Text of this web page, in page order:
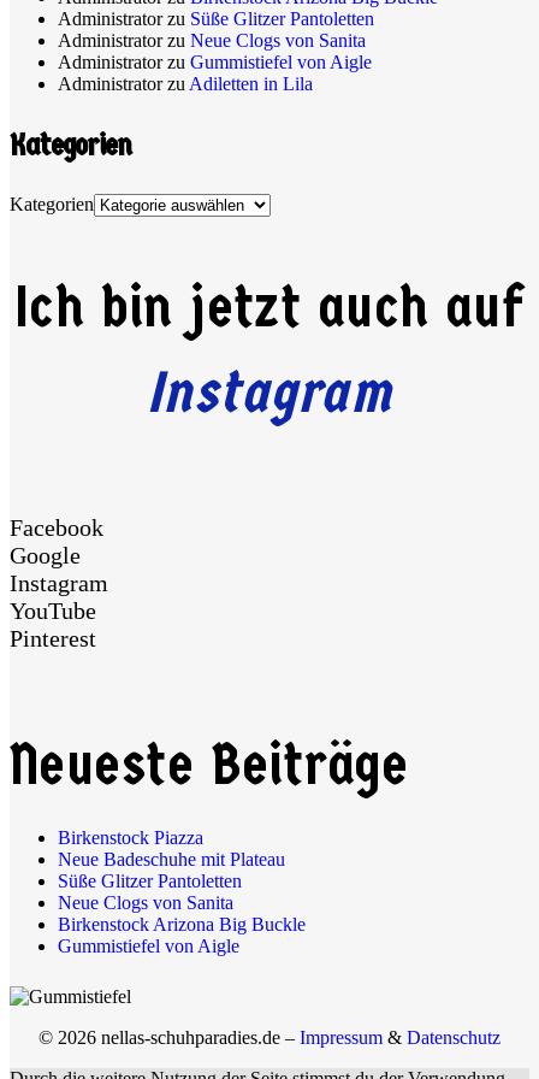
Administratorzu Süße Glitzer Pantoletten
Administratorzu Neue Clogs von Sanita
Administratorzu Gummistiefel von Aigle
Administratorzu Adiletten in Lila
Kategorien
Kategorien
Ich bin jetzt auch auf
Instagram
Facebook
Google
Instagram
YouTube
Pinterest
Neueste Beiträge
Birkenstock Piazza
Neue Badeschuhe mit Plateau
Süße Glitzer Pantoletten
Neue Clogs von Sanita
Birkenstock Arizona Big Buckle
Gummistiefel von Aigle
© 2026 nellas-schuhparadies.de – Impressum & Datenschutz